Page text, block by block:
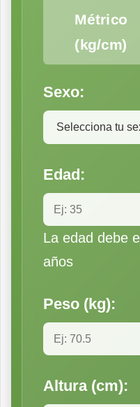
Métrico
(kg/cm)
Sexo:
Edad:
La edad debe
años
Peso (kg):
Altura (cm):